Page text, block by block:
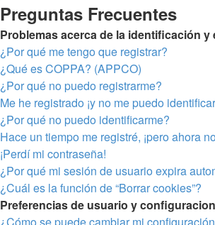
Preguntas Frecuentes
Problemas acerca de la identificación y
¿Por qué me tengo que registrar?
¿Qué es COPPA? (APPCO)
¿Por qué no puedo registrarme?
Me he registrado ¡y no me puedo
¿Por qué no puedo identificarme?
Hace un tiempo me registré, ¡pero ahora
¡Perdí mi contraseña!
¿Por qué mi sesión de usuario expira
¿Cuál es la función de “Borrar cookies”?
Preferencias de usuario y